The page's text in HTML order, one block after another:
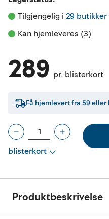
Tilgjengelig i 29 butikker
Kan hjemleveres (3)
289 pr. blisterkort
Få hjemlevert fra 59eller
blisterkort
Produktbeskrivelse